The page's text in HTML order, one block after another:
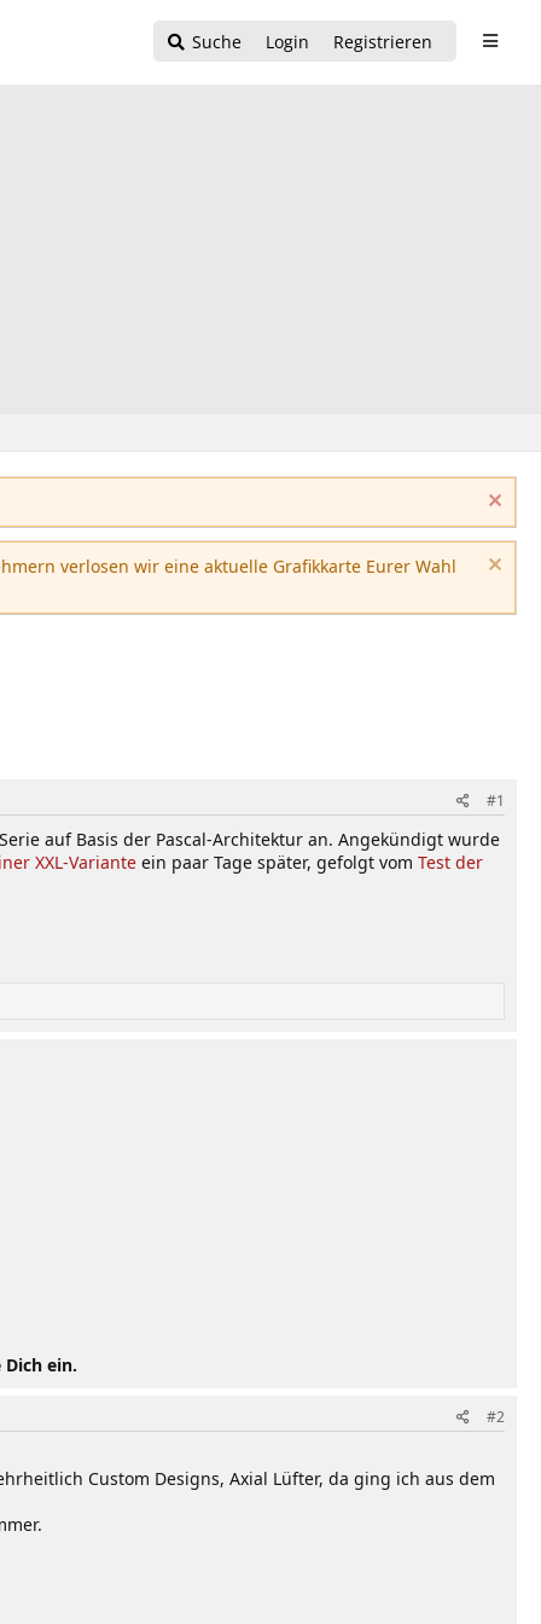
Login Registrieren
Suche
verlosen wir eine aktuelle Grafikkarte Eurer Wahl
#1
auf Basis der Pascal-Architektur an. Angekündigt wurde
XXL-Variante ein paar Tage später, gefolgt vom Test der
ein.
#2
Custom Designs, Axial Lüfter, da ging ich aus dem